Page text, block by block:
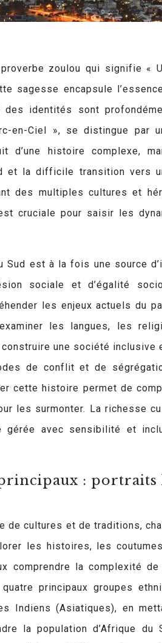
proverbe zoulou qui signifie «
sagesse encapsule
identités sont
en-Ciel », se distingue par
histoire complexe,
et la difficile transition vers
des multiples cultures et
cruciale pour saisir les
Sud est à la fois une source
sociale et d’égalité
les enjeux actuels du
les langues, les
une société inclusive
de conflit et de
cette histoire permet de
les surmonter. La richesse
avec sensibilité et
: portraits
de cultures et de traditions,
les histoires, les
comprendre la complexité
principaux groupes
Indiens (Asiatiques), en
la population d’Afrique